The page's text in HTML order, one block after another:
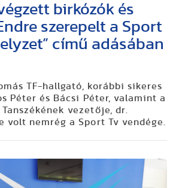
birkózók és
szerepelt a Sport
című adásában
TF-hallgató, korábbi sikeres
Péter és Bácsi Péter, valamint a
vezetője, dr.
volt nemrég a Sport Tv vendége.